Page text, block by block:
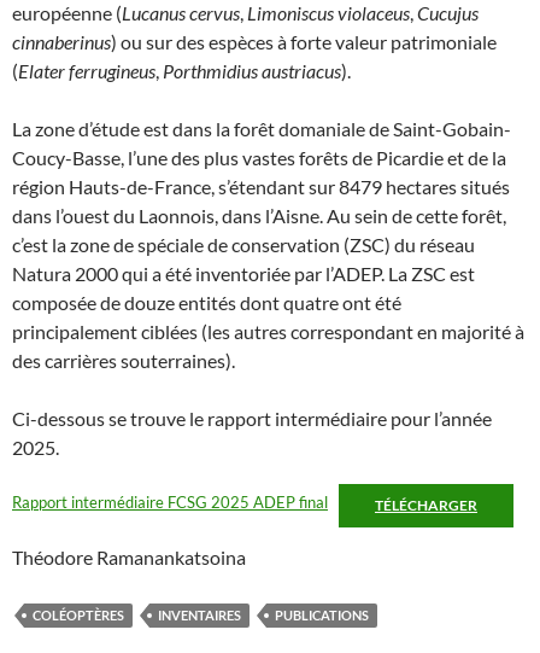
européenne (Lucanus cervus, Limoniscus violaceus,Cucujus
cinnaberinus) ou sur des espèces à forte valeur patrimoniale
(Elater ferrugineus, Porthmidius austriacus).
La zone d’étude est dans la forêt domaniale de Saint-Gobain-
Coucy-Basse, l’une des plus vastes forêts de Picardie et de la
région Hauts-de-France, s’étendant sur 8479 hectares situés
dans l’ouest du Laonnois, dans l’Aisne. Au sein de cette forêt,
c’est la zone de spéciale de conservation (ZSC) du réseau
Natura 2000 qui a été inventoriée par l’ADEP. La ZSC est
composée de douze entités dont quatre ont été
principalement ciblées (les autres correspondant en majorité à
des carrières souterraines).
Ci-dessous se trouve le rapport intermédiaire pour l’année
2025.
Rapport intermédiaire FCSG 2025 ADEP final TÉLÉCHARGER
Théodore Ramanankatsoina
COLÉOPTÈRES INVENTAIRES PUBLICATIONS